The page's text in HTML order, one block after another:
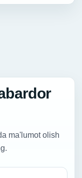
ma'lumot olish